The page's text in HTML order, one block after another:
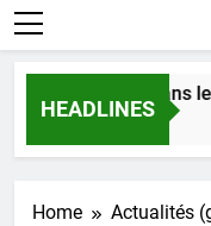
HEADLINES
l’amour dans le 56 :
Home
Actualités